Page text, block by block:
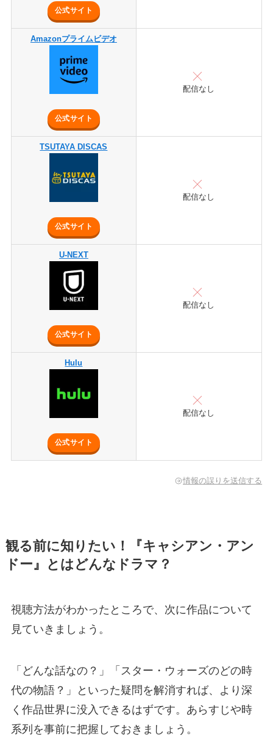
公式サイト
Amazonプライムビデオ
公式サイト
配信なし
TSUTAYA DISCAS
公式サイト
配信なし
U-NEXT
公式サイト
配信なし
Hulu
公式サイト
配信なし
情報の誤りを送信する
観る前に知りたい！『キャシアン・アン
ドー』とはどんなドラマ？
視聴方法がわかったところで、次に作品について
見ていきましょう。
「どんな話なの？」「スター・ウォーズのどの時
代の物語？」といった疑問を解消すれば、より深
く作品世界に没入できるはずです。あらすじや時
系列を事前に把握しておきましょう。